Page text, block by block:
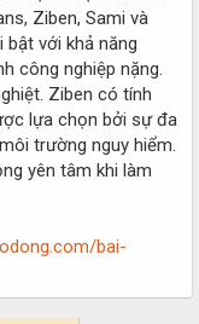
Ziben, Sami và
với khả năng
công nghiệp nặng.
Ziben có tính
lựa chọn bởi sự đa
trường nguy hiểm.
yên tâm khi làm
bai-